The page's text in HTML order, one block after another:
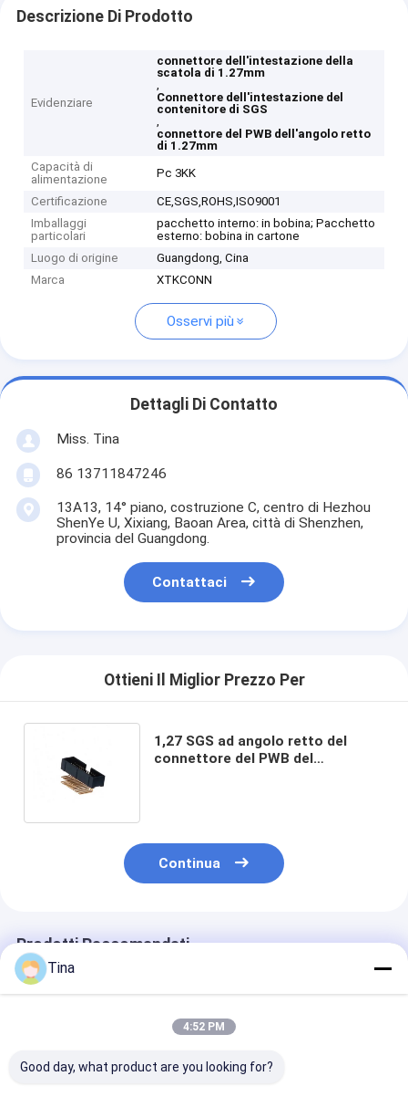
Descrizione Di Prodotto
Evidenziare
connettore dell'intestazione della
scatola di 1.27mm
,
Connettore dell'intestazione del
contenitore di SGS
,
connettore del PWB dell'angolo retto
di 1.27mm
Capacità di
alimentazione
Pc 3KK
Certificazione
CE,SGS,ROHS,ISO9001
Imballaggi
particolari
pacchetto interno: in bobina; Pacchetto
esterno: bobina in cartone
Luogo di origine
Guangdong, Cina
Marca
XTKCONN
Osservi più
Dettagli Di Contatto
Miss. Tina
86 13711847246
13A13, 14° piano, costruzione C, centro di Hezhou
ShenYe U, Xixiang, Baoan Area, città di Shenzhen,
provincia del Guangdong.
Contattaci
Ottieni Il Miglior Prezzo Per
1,27 SGS ad angolo retto del
connettore del PWB del
Continua
Prodotti Raccomandati
Tina
4:52 PM
Good day, what product are you looking for?